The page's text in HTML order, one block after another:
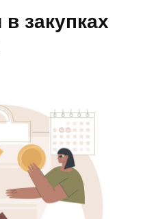
закупках